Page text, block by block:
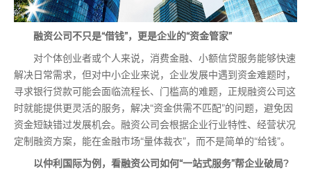
融资公司不只是“借钱”，更是企业的“资金管家”
对个体创业者或个人来说，消费金融、小额信贷服务能够快速
解决日常需求，但对中小企业来说，企业发展中遇到资金难题时，
寻求银行贷款可能会面临流程长、门槛高的难题，正规融资公司这
时就能提供更灵活的服务，解决“资金供需不匹配”的问题，避免因
资金短缺错过发展机会。融资公司会根据企业行业特性、经营状况
定制融资方案，能在金融市场“量体裁衣”，而不是简单的“给钱”。
以仲利国际为例，看融资公司如何“一站式服务”帮企业破局?